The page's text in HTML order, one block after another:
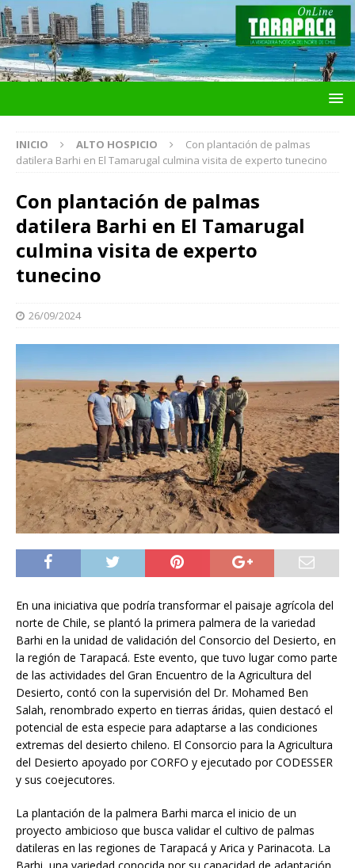
INICIO ALTO HOSPICIO
Con plantación de palmas
datilera Barhi en El Tamarugal culmina visita de experto tunecino
Con plantación de palmas
datilera Barhi en El Tamarugal
culmina visita de experto
tunecino
26/09/2024
En una iniciativa que podría transformar el paisaje agrícola del
norte de Chile, se plantó la primera palmera de la variedad
Barhi en la unidad de validación del Consorcio del Desierto, en
la región de Tarapacá. Este evento, que tuvo lugar como parte
de las actividades del Gran Encuentro de la Agricultura del
Desierto, contó con la supervisión del Dr. Mohamed Ben
Salah, renombrado experto en tierras áridas, quien destacó el
potencial de esta especie para adaptarse a las condiciones
extremas del desierto chileno. El Consorcio para la Agricultura
del Desierto apoyado por CORFO y ejecutado por CODESSER
y sus coejecutores.
La plantación de la palmera Barhi marca el inicio de un
proyecto ambicioso que busca validar el cultivo de palmas
datileras en las regiones de Tarapacá y Arica y Parinacota. La